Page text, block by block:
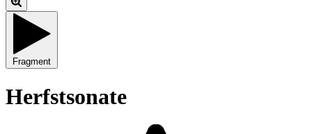
Fragment
Herfstsonate